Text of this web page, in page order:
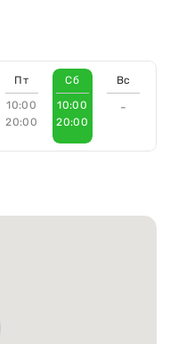
Пт
10:00
20:00
Сб
10:00
20:00
Вс
-